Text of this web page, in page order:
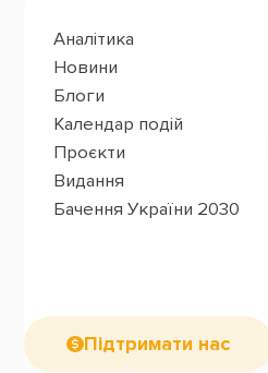
Аналітика
Новини
Блоги
Календар подій
Проєкти
Видання
Бачення України 2030
Підтримати нас